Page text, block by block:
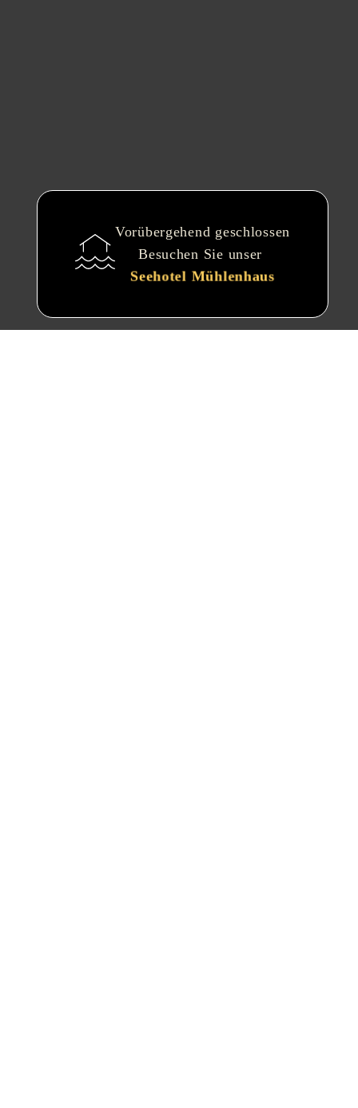
Vorübergehend geschlossen
Besuchen Sie unser
Seehotel Mühlenhaus